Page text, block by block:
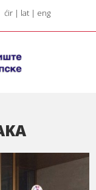
ćir| lat| eng